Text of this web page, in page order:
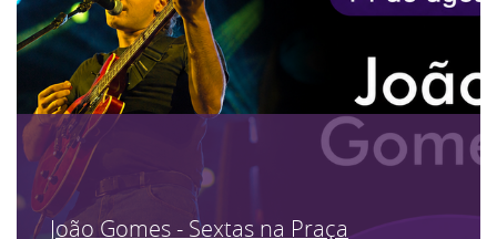
João Gomes - Sextas na Praça